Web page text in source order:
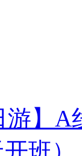
游】
班）